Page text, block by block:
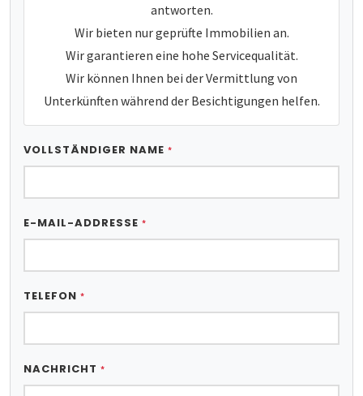
antworten.
Wir bieten nur geprüfte Immobilien an.
Wir garantieren eine hohe Servicequalität.
Wir können Ihnen bei der Vermittlung von
Unterkünften während der Besichtigungen helfen.
VOLLSTÄNDIGER NAME *
E-MAIL-ADDRESSE *
TELEFON *
NACHRICHT *